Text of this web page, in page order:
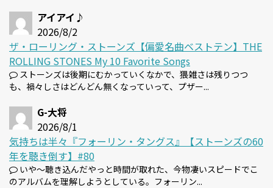
アイアイ♪
2026/8/2
ザ・ローリング・ストーンズ【偏愛名曲ベストテン】THE
ROLLING STONES My 10 Favorite Songs
ストーンズは後期にむかっていくなかで、猥雑さは残りつつ
も、禍々しさはどんどん無くなっていって、プザー...
G-大将
2026/8/1
気持ちは半々『フォーリン・タングス』【ストーンズの60
年を聴き倒す】#80
いや～聴き込んだやっと時間が取れた、今物凄いスピードでこ
のアルバムを理解しようとしている。フォーリン...